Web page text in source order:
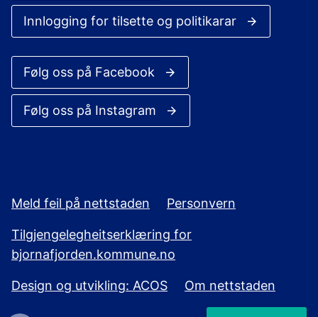
Innlogging for tilsette og politikarar
Følg oss på Facebook
Følg oss på Instagram
Meld feil på nettstaden Personvern
Tilgjengelegheitserklæring for
bjornafjorden.kommune.no
Design og utvikling: ACOS Om nettstaden